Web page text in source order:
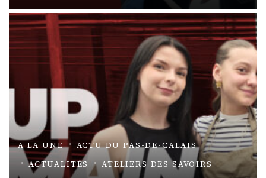
A LA UNE
ACTU DU PAS-DE-CALAIS
ACTUALITÉS
ATELIERS DES SAVOIRS